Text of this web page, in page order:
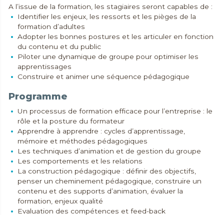
A l’issue de la formation, les stagiaires seront capables de :
Identifier les enjeux, les ressorts et les pièges de la
formation d’adultes
Adopter les bonnes postures et les articuler en fonction
du contenu et du public
Piloter une dynamique de groupe pour optimiser les
apprentissages
Construire et animer une séquence pédagogique
Programme
Un processus de formation efficace pour l’entreprise : le
rôle et la posture du formateur
Apprendre à apprendre : cycles d’apprentissage,
mémoire et méthodes pédagogiques
Les techniques d’animation et de gestion du groupe
Les comportements et les relations
La construction pédagogique : définir des objectifs,
penser un cheminement pédagogique, construire un
contenu et des supports d’animation, évaluer la
formation, enjeux qualité
Evaluation des compétences et feed-back